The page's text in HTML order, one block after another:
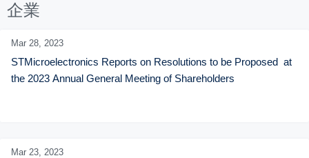
企業
Mar 28, 2023
STMicroelectronics Reports on Resolutions to be Proposed  at
the 2023 Annual General Meeting of Shareholders
Mar 23, 2023